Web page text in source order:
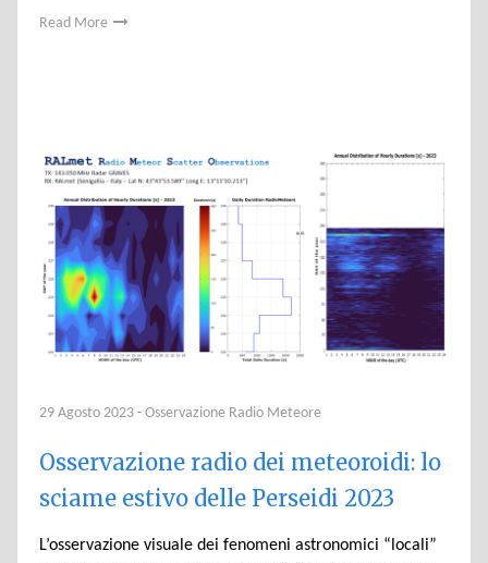
Read More
29 Agosto 2023 - Osservazione Radio Meteore
Osservazione radio dei meteoroidi: lo
sciame estivo delle Perseidi 2023
L’osservazione visuale dei fenomeni astronomici “locali”